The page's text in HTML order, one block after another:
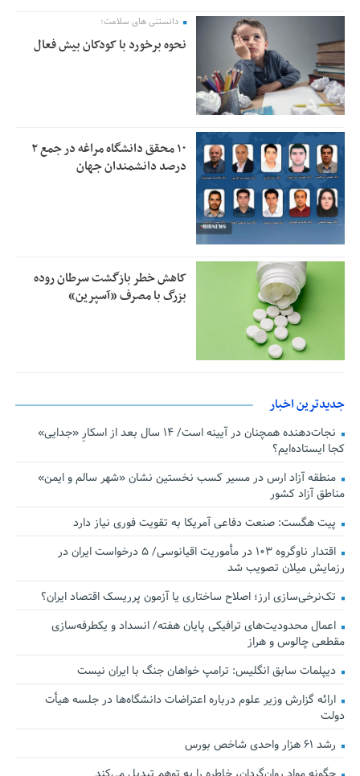
دانستنی های سلامت؛
نحوه برخورد با کودکان بیش فعال
۱۰ محقق دانشگاه مراغه در جمع ۲
درصد دانشمندان جهان
کاهش خطر بازگشت سرطان روده
بزرگ با مصرف «آسپرین»
جدیدترین اخبار
نجات‌دهنده‌ همچنان در آیینه است/ ۱۴ سال بعد از اسکارِ «جدایی»
کجا ایستاده‌ایم؟
منطقه آزاد ارس در مسیر کسب نخستین نشان «شهر سالم و ایمن»
مناطق آزاد کشور
پیت هگست: صنعت دفاعی آمریکا به تقویت فوری نیاز دارد
اقتدار ناوگروه ۱۰۳ در مأموریت‌ اقیانوسی/ ۵ درخواست ایران در
رزمایش میلان تصویب شد
تک‌نرخی‌سازی ارز؛ اصلاح ساختاری یا آزمون پرریسک اقتصاد ایران؟
اعمال محدودیت‌های ترافیکی پایان هفته/ انسداد و یکطرفه‌سازی
مقطعی چالوس و هراز
دیپلمات سابق انگلیس:‌ ترامپ خواهان جنگ با ایران نیست
ارائه گزارش وزیر علوم درباره اعتراضات دانشگاه‌ها در جلسه هیأت
دولت
رشد ۶۱ هزار واحدی شاخص بورس